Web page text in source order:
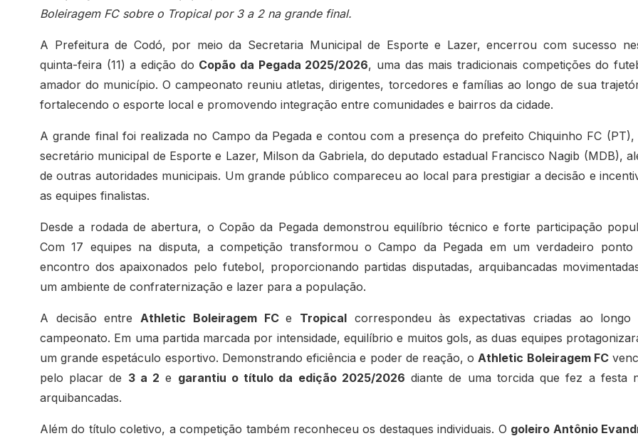
Boleiragem FC sobre o Tropical por 3 a 2 na grande final.
A Prefeitura de Codó, por meio da Secretaria Municipal de Esporte e Lazer, encerrou com sucesso
quinta-feira (11) a edição do Copão da Pegada 2025/2026, uma das mais tradicionais competições do
amador do município. O campeonato reuniu atletas, dirigentes, torcedores e famílias ao longo de sua
fortalecendo o esporte local e promovendo integração entre comunidades e bairros da cidade.
A grande final foi realizada no Campo da Pegada e contou com a presença do prefeito Chiquinho FC (PT),
secretário municipal de Esporte e Lazer, Milson da Gabriela, do deputado estadual Francisco Nagib (MDB),
de outras autoridades municipais. Um grande público compareceu ao local para prestigiar a decisão e
as equipes finalistas.
Desde a rodada de abertura, o Copão da Pegada demonstrou equilíbrio técnico e forte participação
Com 17 equipes na disputa, a competição transformou o Campo da Pegada em um verdadeiro ponto
encontro dos apaixonados pelo futebol, proporcionando partidas disputadas, arquibancadas
um ambiente de confraternização e lazer para a população.
A decisão entreAthletic Boleiragem FCe Tropical correspondeu às expectativas criadas ao longo
campeonato. Em uma partida marcada por intensidade, equilíbrio e muitos gols, as duas equipes
um grande espetáculo esportivo. Demonstrando eficiência e poder de reação, oAthletic Boleiragem FC
pelo placar de 3 a 2 e garantiu o título da edição 2025/2026 diante de uma torcida que fez a festa
arquibancadas.
Além do título coletivo, a competição também reconheceu os destaques individuais. O goleiro Antônio